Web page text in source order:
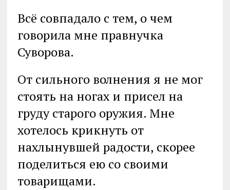
Всё совпадало с тем, о чем
говорила мне правнучка
Суворова.
От сильного волнения я не мог
стоять на ногах и присел на
груду старого оружия. Мне
хотелось крикнуть от
нахлынувшей радости, скорее
поделиться ею со своими
товарищами.